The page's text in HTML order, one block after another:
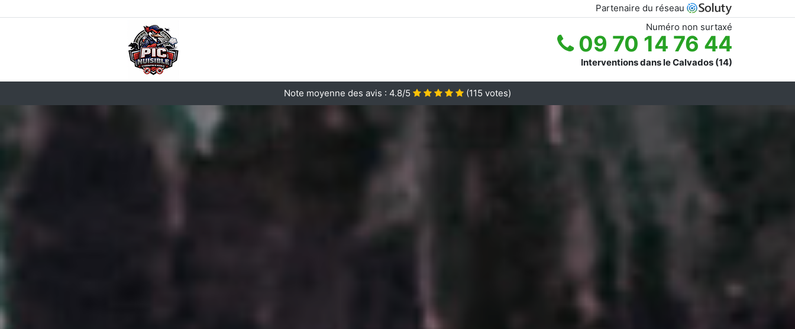
Partenaire du réseau
Numéro non surtaxé
09 70 14 76 44
Interventions dans le Calvados (14)
Note moyenne des avis : 4.8/5 (115 votes)